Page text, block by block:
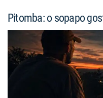
Pitomba: o sopapo